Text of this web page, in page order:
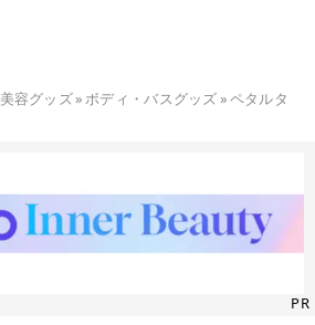
美容グッズ»ボディ・バスグッズ»ペタルタ
PR